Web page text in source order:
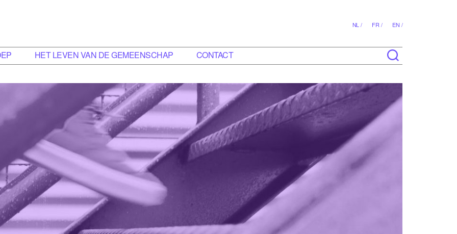
NL / FR / EN /
HET LEVEN VAN DE GEMEENSCHAP CONTACT